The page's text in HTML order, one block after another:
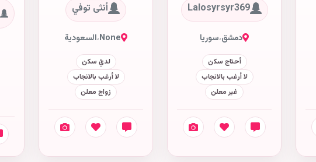
Lalosyrsyr369
دمشق،سوريا
أحتاج سكن
لا أرغب بالانجاب
غير معلن
أنثى توفي
None،السعودية
لديّ سكن
لا أرغب بالانجاب
زواج معلن